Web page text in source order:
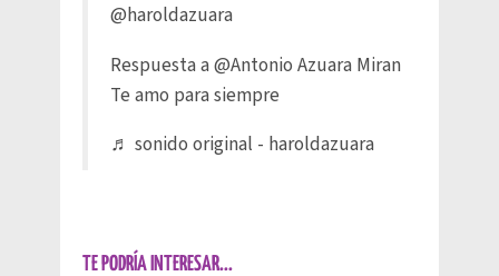
@haroldazuara
Respuesta a @Antonio Azuara Miran
Te amo para siempre
♬ sonido original - haroldazuara
TE PODRÍA INTERESAR...